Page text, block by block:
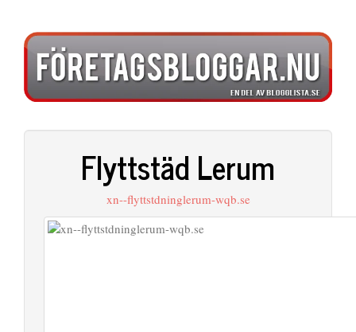
Flyttstäd Lerum
xn--flyttstdninglerum-wqb.se